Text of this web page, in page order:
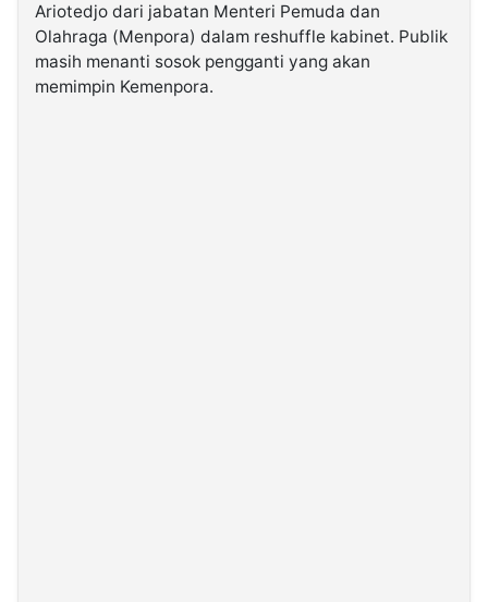
Kabarbaru.co
2026
Ariotedjo dari jabatan Menteri Pemuda dan
Olahraga (Menpora) dalam reshuffle kabinet. Publik
masih menanti sosok pengganti yang akan
memimpin Kemenpora.